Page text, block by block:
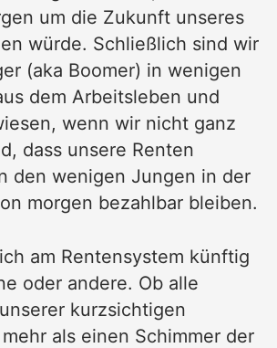
um die Zukunft unseres
würde. Schließlich sind wir
(aka Boomer) in wenigen
dem Arbeitsleben und
wenn wir nicht ganz
dass unsere Renten
den wenigen Jungen in der
morgen bezahlbar bleiben.
am Rentensystem künftig
oder andere. Ob alle
kurzsichtigen
als einen Schimmer der